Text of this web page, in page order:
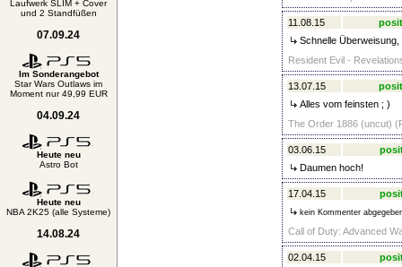
Laufwerk SLIM + Cover
und 2 Standfüßen
07.09.24
Im Sonderangebot
Star Wars Outlaws im
Moment nur 49,99 EUR
04.09.24
Heute neu
Astro Bot
Heute neu
NBA 2K25 (alle Systeme)
14.08.24
11.08.15
Schnelle Überweisung,
Resident Evil -
13.07.15
Alles vom feinsten ; )
The Order 1886 (uncut)
03.06.15
Daumen hoch!
17.04.15
kein Kommenter
Call of Duty: Advanced
02.04.15